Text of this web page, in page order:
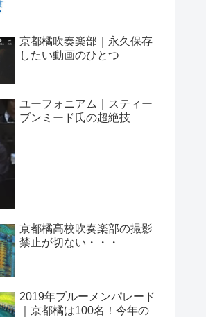
京都橘吹奏楽部｜永久保存
したい動画のひとつ
ユーフォニアム｜スティー
ブンミード氏の超絶技
京都橘高校吹奏楽部の撮影
禁止が切ない・・・
2019年ブルーメンパレード
｜京都橘は100名！今年の